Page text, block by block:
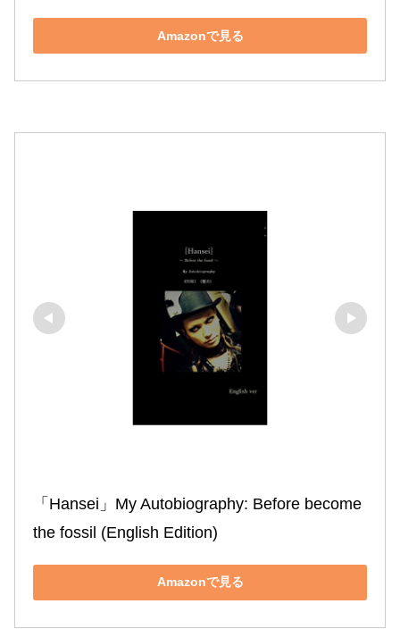
Amazonで見る
「Hansei」My Autobiography: Before become
the fossil (English Edition)
Amazonで見る